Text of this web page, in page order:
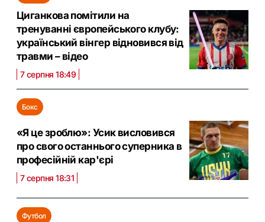
Циганкова помітили на
тренуванні європейського клубу:
український вінгер відновився від
травми – відео
7 серпня 18:49
Бокс
«Я це зроблю»: Усик висловився
про свого останнього суперника в
професійній кар'єрі
7 серпня 18:31
Футбол